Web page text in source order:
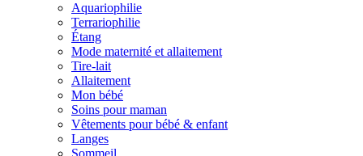
Aquariophilie
Terrariophilie
Étang
Mode maternité et allaitement
Tire-lait
Allaitement
Mon bébé
Soins pour maman
Vêtements pour bébé & enfant
Langes
Sommeil